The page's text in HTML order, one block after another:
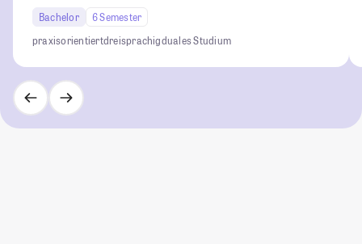
Bachelor
6 Semester
praxisorientiertdreisprachigduales Studium